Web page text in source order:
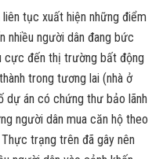
tục xuất hiện những điểm
nhiều người dân đang bức
cực đến thị trường bất động
trong tương lai (nhà ở
dự án có chứng thư bảo lãnh
người dân mua căn hộ theo
trạng trên đã gây nên